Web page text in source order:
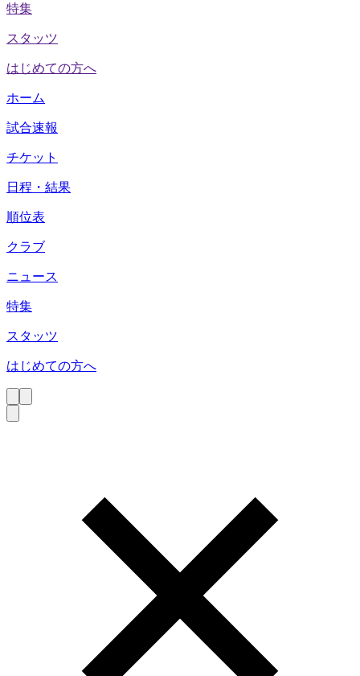
特集
スタッツ
はじめての方へ
ホーム
試合速報
チケット
日程・結果
順位表
クラブ
ニュース
特集
スタッツ
はじめての方へ